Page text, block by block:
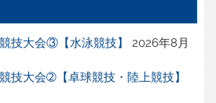
技大会③【水泳競技】
2026年8月
技大会➁【卓球競技・陸上競技】